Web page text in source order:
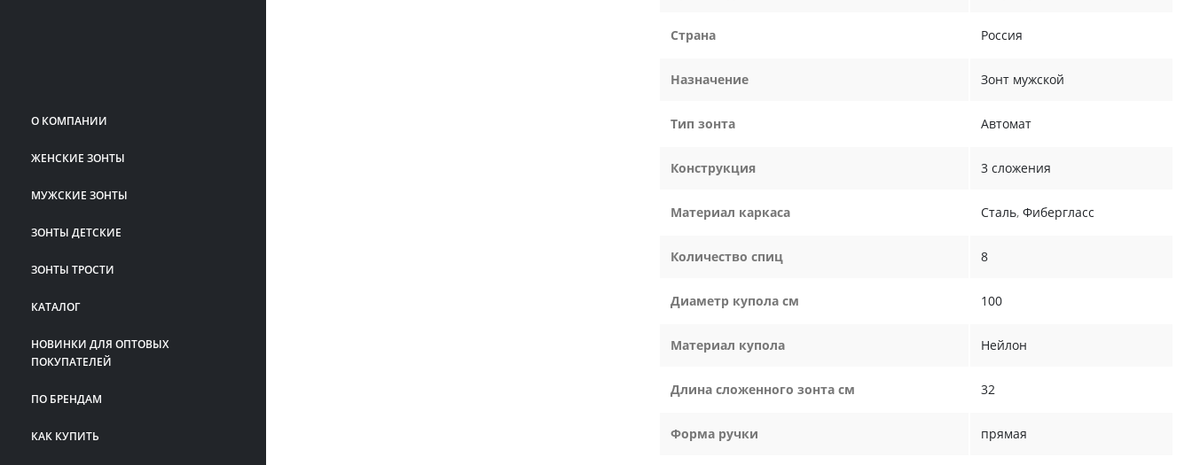
О КОМПАНИИ
ЖЕНСКИЕ ЗОНТЫ
МУЖСКИЕ ЗОНТЫ
ЗОНТЫ ДЕТСКИЕ
ЗОНТЫ ТРОСТИ
КАТАЛОГ
НОВИНКИ ДЛЯ ОПТОВЫХ
ПОКУПАТЕЛЕЙ
ПО БРЕНДАМ
КАК КУПИТЬ
Страна Россия
Назначение Зонт мужской
Тип зонта Автомат
Конструкция 3 сложения
Материал каркаса Сталь, Фибергласс
Количество спиц 8
Диаметр купола см 100
Материал купола Нейлон
Длина сложенного зонта см 32
Форма ручки прямая